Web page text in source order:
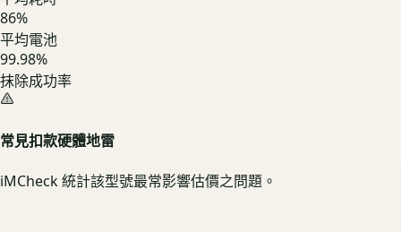
86%
平均電池
99.98%
抹除成功率
常見扣款硬體地雷
iMCheck 統計該型號最常影響估價之問題。